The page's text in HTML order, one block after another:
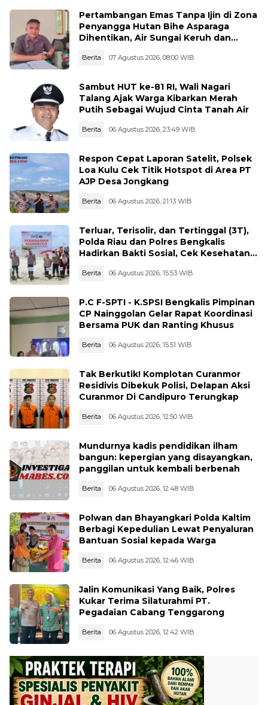
Pertambangan Emas Tanpa Ijin di Zona
Penyangga Hutan Bihe Asparaga
Dihentikan, Air Sungai Keruh dan
Berita 07 Agustus 2026, 08:00 WIB
Sambut HUT ke-81 RI, Wali Nagari
Talang Ajak Warga Kibarkan Merah
Putih Sebagai Wujud Cinta Tanah Air
Berita 06 Agustus 2026, 23:49 WIB
Respon Cepat Laporan Satelit, Polsek
Loa Kulu Cek Titik Hotspot di Area PT
AJP Desa Jongkang
Berita 06 Agustus 2026, 21:13 WIB
Terluar, Terisolir, dan Tertinggal (3T),
Polda Riau dan Polres Bengkalis
Hadirkan Bakti Sosial, Cek Kesehatan
Rupat
Berita 06 Agustus 2026, 15:53 WIB
P.C F-SPTI - K.SPSI Bengkalis Pimpinan
CP Nainggolan Gelar Rapat Koordinasi
Bersama PUK dan Ranting Khusus
Berita 06 Agustus 2026, 15:51 WIB
Tak Berkutik! Komplotan Curanmor
Residivis Dibekuk Polisi, Delapan Aksi
Curanmor Di Candipuro Terungkap
Berita 06 Agustus 2026, 12:50 WIB
Mundurnya kadis pendidikan ilham
bangun: kepergian yang disayangkan,
panggilan untuk kembali berbenah
Berita 06 Agustus 2026, 12:48 WIB
Polwan dan Bhayangkari Polda Kaltim
Berbagi Kepedulian Lewat Penyaluran
Bantuan Sosial kepada Warga
Berita 06 Agustus 2026, 12:46 WIB
Jalin Komunikasi Yang Baik, Polres
Kukar Terima Silaturahmi PT.
Pegadaian Cabang Tenggarong
Berita 06 Agustus 2026, 12:42 WIB